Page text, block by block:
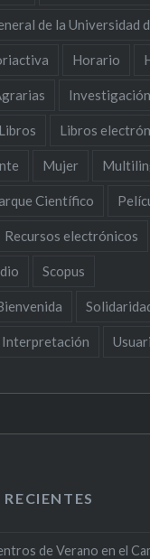
de la Universidad
Horario
Investigación
Libros Libros
Mujer
Científico
Recursos electrónicos
Scopus
Interpretación
de Verano en el